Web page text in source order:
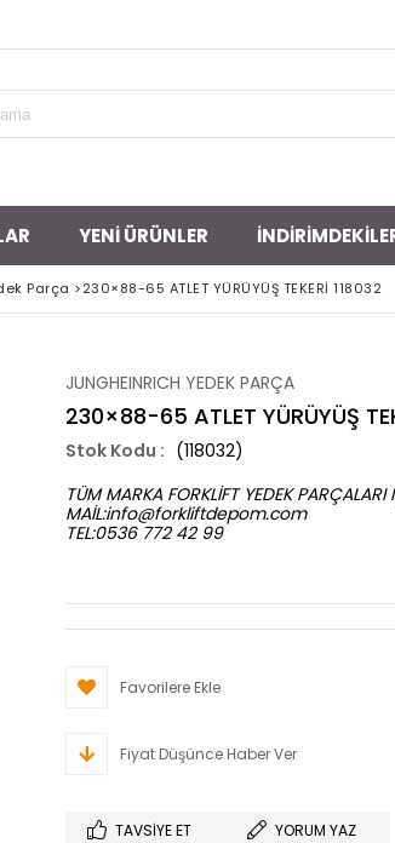
YENI ÜRÜNLER
Parça >230×88-65 ATLET YÜRÜYÜŞ TEKERİ 118032
JUNGHEINRICH YEDEK PARÇA
230×88-65 ATLET YÜRÜYÜŞ
(118032)
TÜM MARKA FORKLİFT YEDEK
MAİL:info@forkliftdepom.com
TEL:0536 772 42 99
Favorilere Ekle
Fiyat Düşünce Haber Ver
TAVSIYE ET YORUM YAZ